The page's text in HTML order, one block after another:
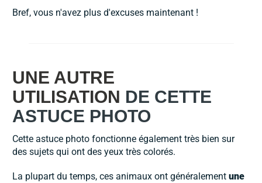
Bref, vous n'avez plus d'excuses maintenant !
UNE AUTRE
UTILISATION DE CETTE
ASTUCE PHOTO
Cette astuce photo fonctionne également très bien sur
des sujets qui ont des yeux très colorés.
La plupart du temps, ces animaux ont généralement une